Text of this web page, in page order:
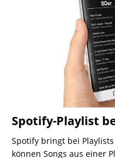
Spotify-Playlist
Spotify bringt bei
können Songs aus einer